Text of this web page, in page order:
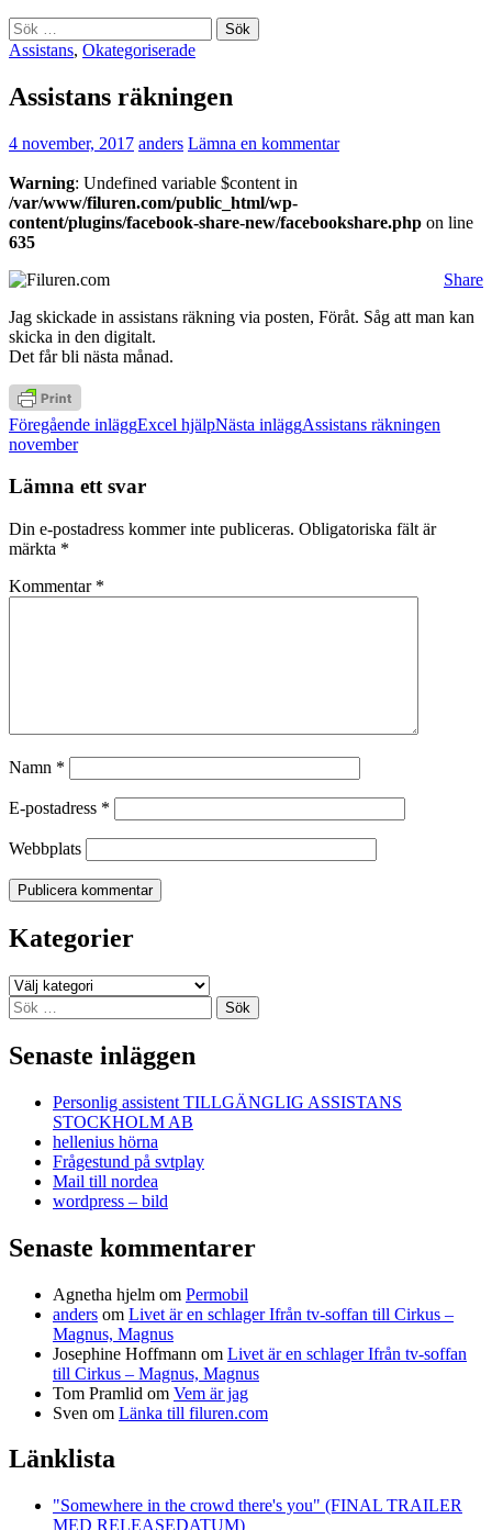
Sök
efter:
Assistans, Okategoriserade
Assistans räkningen
4 november, 2017 anders Lämna en kommentar
Warning: Undefined variable $content in
/var/www/filuren.com/public_html/wp-
content/plugins/facebook-share-new/facebookshare.php on line
635
Share
Jag skickade in assistans räkning via posten, Föråt. Såg att man kan
skicka in den digitalt.
Det får bli nästa månad.
Inläggsnavigering
Föregående inläggExcel hjälpNästa inläggAssistans räkningen
november
Lämna ett svar
Din e-postadress kommer inte publiceras. Obligatoriska fält är
märkta *
Kommentar *
Namn *
E-postadress *
Webbplats
Kategorier
Kategorier
Sök
efter:
Senaste inläggen
Personlig assistent TILLGÄNGLIG ASSISTANS
STOCKHOLM AB
hellenius hörna
Frågestund på svtplay
Mail till nordea
wordpress – bild
Senaste kommentarer
Agnetha hjelm om Permobil
anders om Livet är en schlager Ifrån tv-soffan till Cirkus –
Magnus, Magnus
Josephine Hoffmann om Livet är en schlager Ifrån tv-soffan
till Cirkus – Magnus, Magnus
Tom Pramlid om Vem är jag
Sven om Länka till filuren.com
Länklista
"Somewhere in the crowd there's you" (FINAL TRAILER
MED RELEASEDATUM)